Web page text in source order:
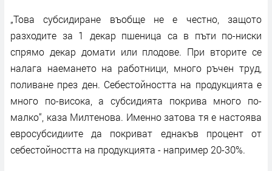
„Това субсидиране въобще не е честно, защото
разходите за 1 декар пшеница са в пъти по-ниски
спрямо декар домати или плодове. При вторите се
налага наемането на работници, много ръчен труд,
поливане през ден. Себестойността на продукцията е
много по-висока, а субсидията покрива много по-
малко“, каза Милтенова. Именно затова тя е настоява
евросубсидиите да покриват еднакъв процент от
себестойността на продукцията - например 20-30%.